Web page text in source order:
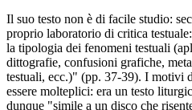
Il suo testo non è di facile studio:
proprio laboratorio di critica
la tipologia dei fenomeni testuali
dittografie, confusioni grafiche,
testuali, ecc.)" (pp. 37-39). I motivi
essere molteplici: era un testo
dunque "simile a un disco che